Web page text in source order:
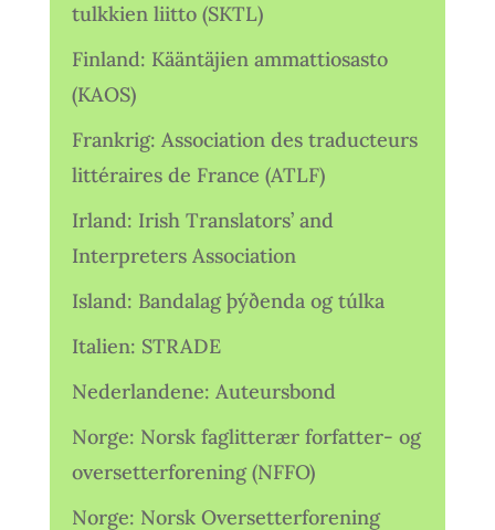
tulkkien liitto (SKTL)
Finland: Kääntäjien ammattiosasto
(KAOS)
Frankrig: Association des traducteurs
littéraires de France (ATLF)
Irland: Irish Translators’ and
Interpreters Association
Island: Bandalag þýðenda og túlka
Italien: STRADE
Nederlandene: Auteursbond
Norge: Norsk faglitterær forfatter- og
oversetterforening (NFFO)
Norge: Norsk Oversetterforening